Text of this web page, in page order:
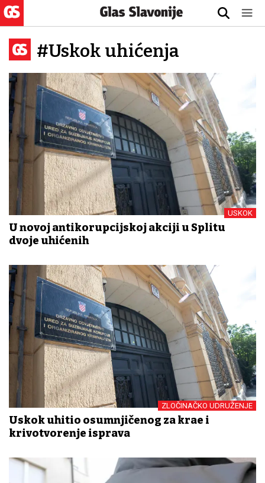
#Uskok uhićenja
USKOK
U novoj antikorupcijskoj akciji u Splitu
dvoje uhićenih
ZLOČINAČKO UDRUŽENJE
Uskok uhitio osumnjičenog za krađe i
krivotvorenje isprava